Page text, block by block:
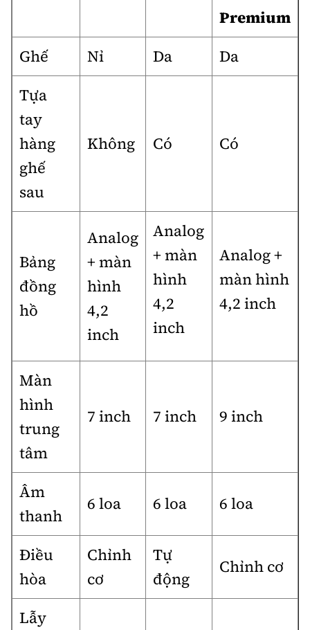
Premium
Ghế
Nỉ Da
Da
Tựa
tay
hàng
ghế
sau
Không Có Có
Bảng
đồng
hồ
Analog
+ màn
hình
4,2
inch
Analog
+ màn
hình
4,2
inch
Analog +
màn hình
4,2 inch
Màn
hình
trung
tâm
7 inch 7 inch 9 inch
Âm
thanh
6 loa 6 loa 6 loa
Điều
hòa
Chỉnh
cơ
Tự
động
Chỉnh cơ
Lẫy